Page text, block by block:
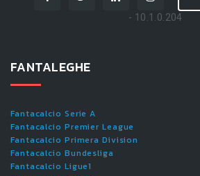
- 10.1.0.204
FANTALEGHE
Fantacalcio Serie A
Fantacalcio Premier League
Fantacalcio Primera Division
Fantacalcio Bundesliga
Fantacalcio Ligue1